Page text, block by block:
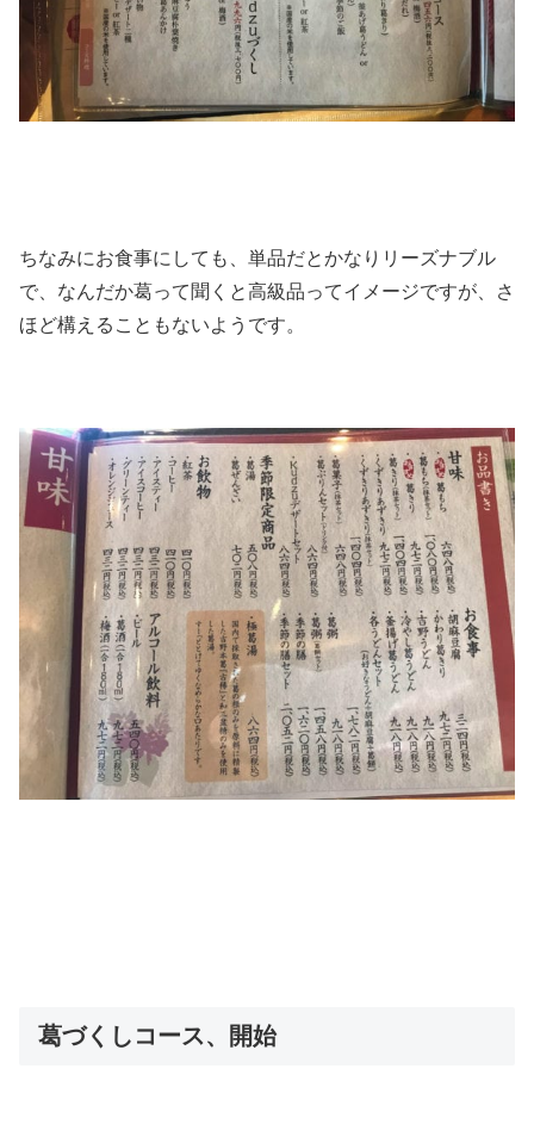
ちなみにお食事にしても、単品だとかなりリーズナブル
で、なんだか葛って聞くと高級品ってイメージですが、さ
ほど構えることもないようです。
葛づくしコース、開始